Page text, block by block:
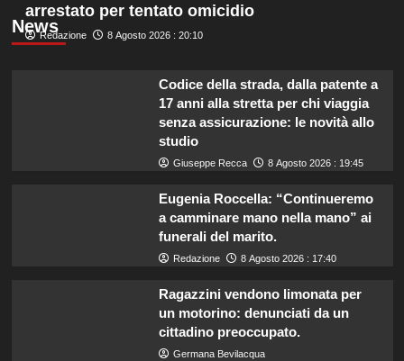
News
arrestato per tentato omicidio
Redazione 8 Agosto 2026 : 20:10
Codice della strada, dalla patente a
17 anni alla stretta per chi viaggia
senza assicurazione: le novità allo
studio
Giuseppe Recca 8 Agosto 2026 : 19:45
Eugenia Roccella: “Continueremo
a camminare mano nella mano” ai
funerali del marito.
Redazione 8 Agosto 2026 : 17:40
Ragazzini vendono limonata per
un motorino: denunciati da un
cittadino preoccupato.
Germana Bevilacqua